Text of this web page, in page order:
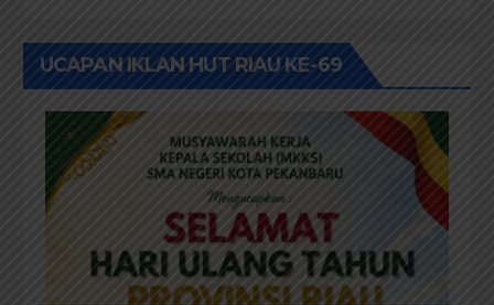
UCAPAN IKLAN HUT RIAU KE-69